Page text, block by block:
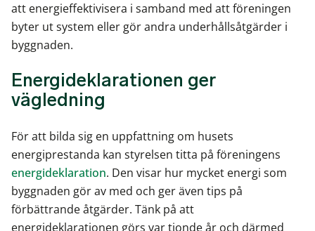
att energieffektivisera i samband med att föreningen
byter ut system eller gör andra underhållsåtgärder i
byggnaden.
Energideklarationen ger
vägledning
För att bilda sig en uppfattning om husets
energiprestanda kan styrelsen titta på föreningens
energideklaration. Den visar hur mycket energi som
byggnaden gör av med och ger även tips på
förbättrande åtgärder. Tänk på att
energideklarationen görs var tionde år och därmed